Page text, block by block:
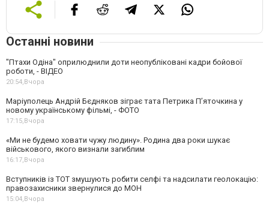
Останні новини
"Птахи Одіна" оприлюднили доти неопубліковані кадри бойової
роботи, - ВІДЕО
20:54,Вчора
Маріуполець Андрій Бєдняков зіграє тата Петрика П’яточкина у
новому українському фільмі, - ФОТО
17:15,Вчора
«Ми не будемо ховати чужу людину». Родина два роки шукає
військового, якого визнали загиблим
16:17,Вчора
Вступників із ТОТ змушують робити селфі та надсилати геолокацію:
правозахисники звернулися до МОН
15:04,Вчора